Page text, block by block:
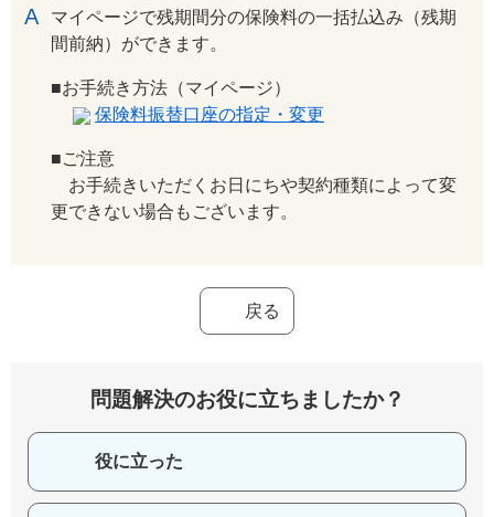
マイページで残期間分の保険料の一括払込み（残期
間前納）ができます。
■お手続き方法（マイページ）
保険料振替口座の指定・変更
■ご注意
お手続きいただくお日にちや契約種類によって変
更できない場合もございます。
戻る
問題解決のお役に立ちましたか？
役に立った